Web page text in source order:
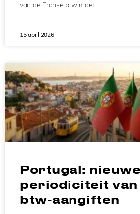
van de Franse btw moet…
15 april 2026
Portugal: nieuwe
periodiciteit van
btw-aangiften